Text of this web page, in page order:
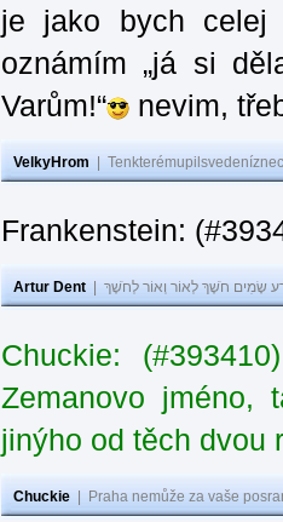
je jako bych celej
oznámím „já si
Varům!“
nevim,
VelkyHrom
Frankenstein:
Artur Dent שָׂמִים חֹשֶׁךְ לְאוֹר וְאוֹר לְחֹשֶׁךְ
Chuckie:
Zemanovo jméno,
jinýho od těch dvou
Chuckie Praha nemůže za vaše